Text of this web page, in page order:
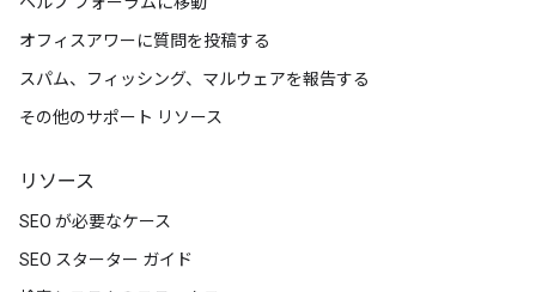
オフィスアワーに質問を投稿する
スパム、フィッシング、マルウェアを報告する
その他のサポート リソース
リソース
SEO が必要なケース
SEO スターター ガイド